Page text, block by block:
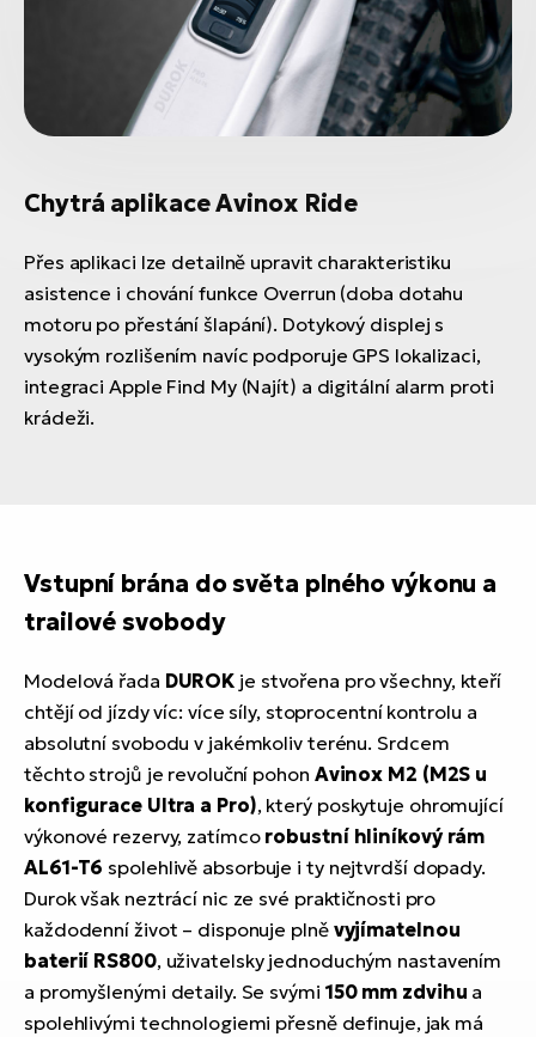
Chytrá aplikace Avinox Ride
Přes aplikaci lze detailně upravit charakteristiku
asistence i chování funkce Overrun (doba dotahu
motoru po přestání šlapání). Dotykový displej s
vysokým rozlišením navíc podporuje GPS lokalizaci,
integraci Apple Find My (Najít) a digitální alarm proti
krádeži.
Vstupní brána do světa plného výkonu a
trailové svobody
Modelová řada DUROK je stvořena pro všechny, kteří
chtějí od jízdy víc: více síly, stoprocentní kontrolu a
absolutní svobodu v jakémkoliv terénu. Srdcem
těchto strojů je revoluční pohon Avinox M2 (M2S u
konfigurace Ultra a Pro), který poskytuje ohromující
výkonové rezervy, zatímco robustní hliníkový rám
AL61-T6 spolehlivě absorbuje i ty nejtvrdší dopady.
Durok však neztrácí nic ze své praktičnosti pro
každodenní život – disponuje plně vyjímatelnou
baterií RS800, uživatelsky jednoduchým nastavením
a promyšlenými detaily. Se svými 150 mm zdvihu a
spolehlivými technologiemi přesně definuje, jak má